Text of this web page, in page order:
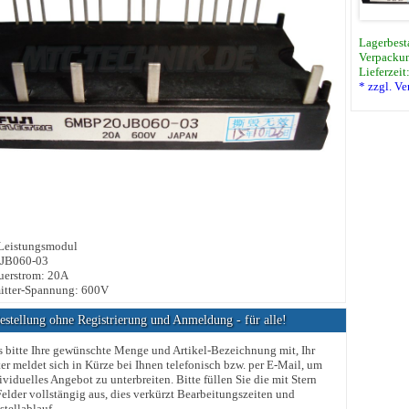
* zzgl.
03
20A
Spannung: 600V
ohne Registrierung und Anmeldung - für alle!
bitte Ihre gewünschte Menge und Artikel-Bezeichnung mit, Ihr
meldet sich in Kürze bei Ihnen telefonisch bzw. per E-Mail, um
Angebot zu unterbreiten. Bitte füllen Sie die mit Stern
vollstängig aus, dies verkürzt Bearbeitungszeiten und